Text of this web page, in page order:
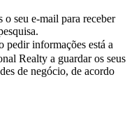
o seu e-mail para receber
pedir informações está a
Realty a guardar os seus
de negócio, de acordo